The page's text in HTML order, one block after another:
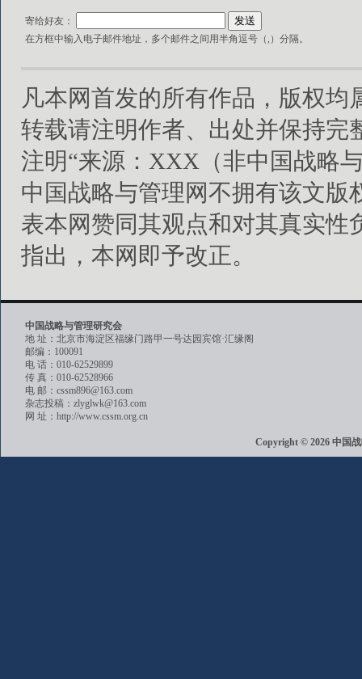
寄给好友：
在方框中输入电子邮件地址，多个邮件之间用半角逗号（,）分隔。
凡本网首发的所有作品，版权
转载请注明作者、出处并保持完
注明“来源：XXX（非中国战略
中国战略与管理网不拥有该文
表本网赞同其观点和对其真实
指出，本网即予改正。
中国战略与管理研究会
地 址：北京市海淀区福缘门路甲一号达园宾馆·汇缘阁
邮编：100091
电 话：010-62529899
传 真：010-62528966
电 邮：cssm896@163.com
杂志投稿：zlyglwk@163.com
网 址：http://www.cssm.org.cn
Copyright © 2026 中国